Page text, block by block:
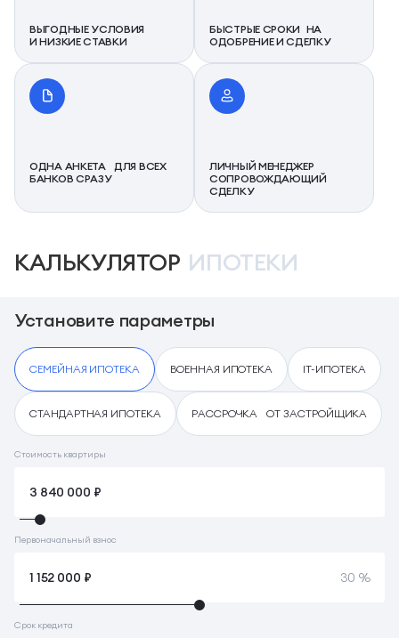
ВЫГОДНЫЕ УСЛОВИЯ
И НИЗКИЕ СТАВКИ
БЫСТРЫЕ СРОКИ НА
ОДОБРЕНИЕ И СДЕЛКУ
ОДНА АНКЕТА ДЛЯ ВСЕХ
БАНКОВ СРАЗУ
ЛИЧНЫЙ МЕНЕДЖЕР
СОПРОВОЖДАЮЩИЙ
СДЕЛКУ
КАЛЬКУЛЯТОР ИПОТЕКИ
Установите параметры
СЕМЕЙНАЯ ИПОТЕКА ВОЕННАЯ ИПОТЕКА IT-ИПОТЕКА
СТАНДАРТНАЯ ИПОТЕКА РАССРОЧКА ОТ ЗАСТРОЙЩИКА
Стоимость квартиры
Первоначальный взнос
30 %
Срок кредита